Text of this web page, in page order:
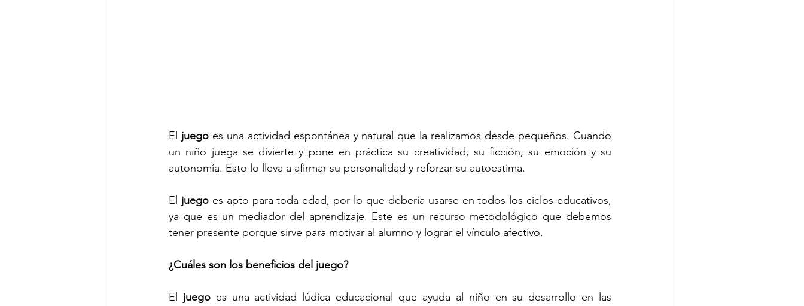
El juego es una actividad espontánea y natural que la realizamos desde pequeños. Cuando
un niño juega se divierte y pone en práctica su creatividad, su ficción, su emoción y su
autonomía. Esto lo lleva a afirmar su personalidad y reforzar su autoestima.
El juego es apto para toda edad, por lo que debería usarse en todos los ciclos educativos,
ya que es un mediador del aprendizaje. Este es un recurso metodológico que debemos
tener presente porque sirve para motivar al alumno y lograr el vínculo afectivo.
¿Cuáles son los beneficios del juego?
El juego es una actividad lúdica educacional que ayuda al niño en su desarrollo en las